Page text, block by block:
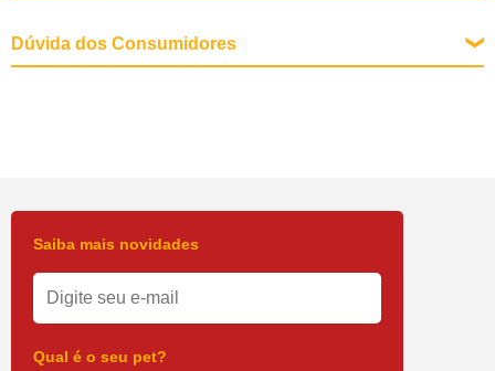
Dúvida dos Consumidores
Saiba mais novidades
Qual é o seu pet?